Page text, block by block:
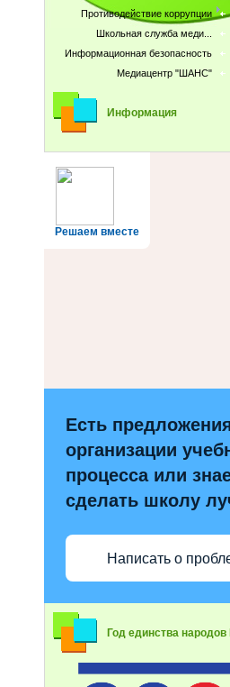
Противодействие коррупции
Школьная служба меди...
Информационная безопасность
Медиацентр "ШАНС"
Информация
Решаем вместе
Есть
организации
процесса или
сделать школу
Написать о
Год единства народов